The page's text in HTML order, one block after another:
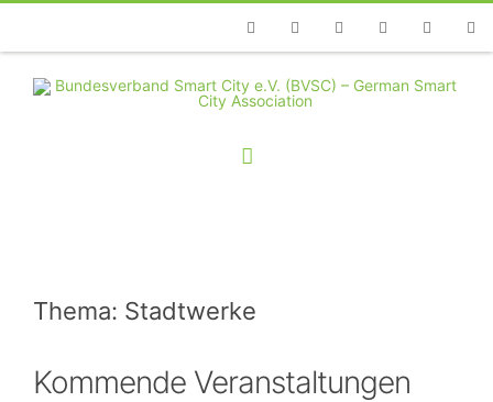
TelefonFacebookTwitterYoutubeInstagramLinkedin
Thema: Stadtwerke
Kommende Veranstaltungen